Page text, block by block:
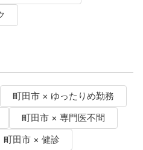
町田市 × ゆったりめ勤務
町田市 × 専門医不問
町田市 × 健診